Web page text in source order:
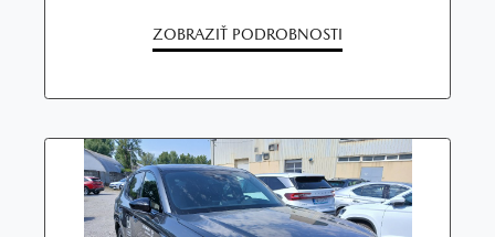
ZOBRAZIŤ PODROBNOSTI